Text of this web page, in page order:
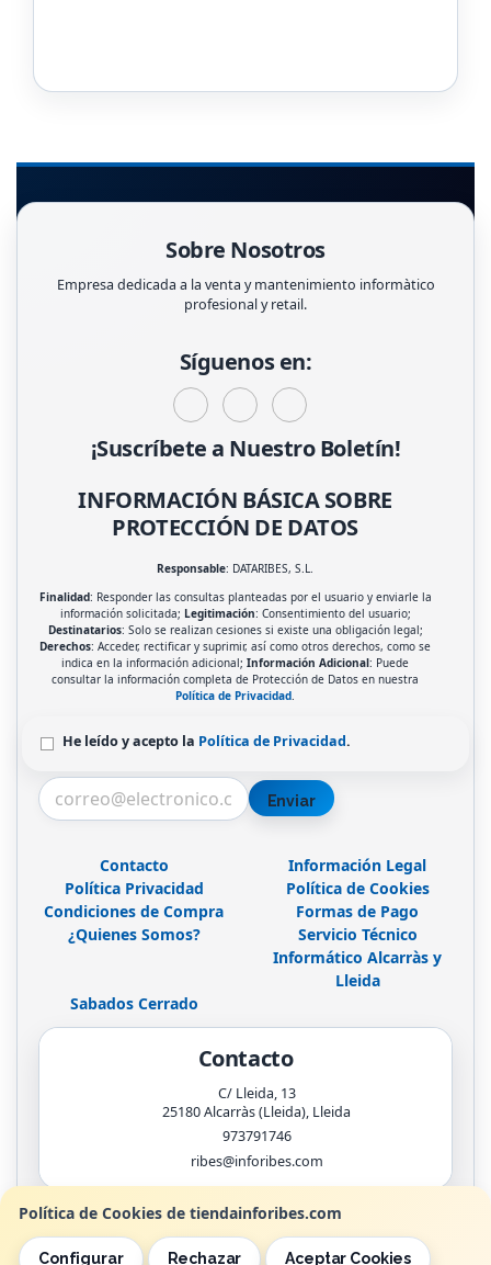
Política de Cookies de tiendainforibes.com
Configurar Rechazar Aceptar Cookies
Sobre Nosotros
Empresa dedicada a la venta y mantenimiento informàtico
profesional y retail.
Síguenos en:
¡Suscríbete a Nuestro Boletín!
INFORMACIÓN BÁSICA SOBRE
PROTECCIÓN DE DATOS
Responsable: DATARIBES, S.L.
Finalidad: Responder las consultas planteadas por el usuario y enviarle la
información solicitada; Legitimación: Consentimiento del usuario;
Destinatarios: Solo se realizan cesiones si existe una obligación legal;
Derechos: Acceder, rectificar y suprimir, así como otros derechos, como se
indica en la información adicional;Información Adicional: Puede
consultar la información completa de Protección de Datos en nuestra
Política de Privacidad
He leído y acepto la Política de Privacidad.
Enviar
Contacto
Información Legal
Política Privacidad
Política de Cookies
Condiciones de Compra
Formas de Pago
¿Quienes Somos?
Servicio Técnico
Informático Alcarràs y
Lleida
Sabados Cerrado
Contacto
C/ Lleida, 13
25180Alcarràs (Lleida), Lleida
973791746
ribes@inforibes.com
Horario